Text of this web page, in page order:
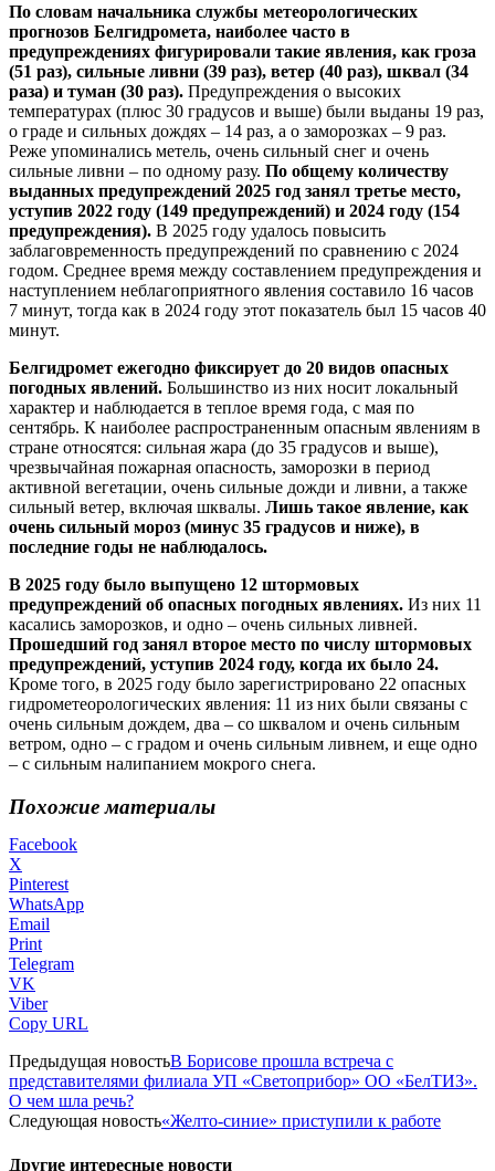
По словам начальника службы метеорологических
прогнозов Белгидромета, наиболее часто в
предупреждениях фигурировали такие явления, как гроза
(51 раз), сильные ливни (39 раз), ветер (40 раз), шквал (34
раза) и туман (30 раз). Предупреждения о высоких
температурах (плюс 30 градусов и выше) были выданы 19 раз,
о граде и сильных дождях – 14 раз, а о заморозках – 9 раз.
Реже упоминались метель, очень сильный снег и очень
сильные ливни – по одному разу. По общему количеству
выданных предупреждений 2025 год занял третье место,
уступив 2022 году (149 предупреждений) и 2024 году (154
предупреждения). В 2025 году удалось повысить
заблаговременность предупреждений по сравнению с 2024
годом. Среднее время между составлением предупреждения и
наступлением неблагоприятного явления составило 16 часов
7 минут, тогда как в 2024 году этот показатель был 15 часов 40
минут.
Белгидромет ежегодно фиксирует до 20 видов опасных
погодных явлений. Большинство из них носит локальный
характер и наблюдается в теплое время года, с мая по
сентябрь. К наиболее распространенным опасным явлениям в
стране относятся: сильная жара (до 35 градусов и выше),
чрезвычайная пожарная опасность, заморозки в период
активной вегетации, очень сильные дожди и ливни, а также
сильный ветер, включая шквалы. Лишь такое явление, как
очень сильный мороз (минус 35 градусов и ниже), в
последние годы не наблюдалось.
В 2025 году было выпущено 12 штормовых
предупреждений об опасных погодных явлениях. Из них 11
касались заморозков, и одно – очень сильных ливней.
Прошедший год занял второе место по числу штормовых
предупреждений, уступив 2024 году, когда их было 24.
Кроме того, в 2025 году было зарегистрировано 22 опасных
гидрометеорологических явления: 11 из них были связаны с
очень сильным дождем, два – со шквалом и очень сильным
ветром, одно – с градом и очень сильным ливнем, и еще одно
– с сильным налипанием мокрого снега.
Похожие материалы
Facebook
X
Pinterest
WhatsApp
Email
Print
Telegram
VK
Viber
Copy URL
Предыдущая новостьВ Борисове прошла встреча с
представителями филиала УП «Светоприбор» ОО «БелТИЗ».
О чем шла речь?
Следующая новость«Желто-синие» приступили к работе
Другие интересные новости